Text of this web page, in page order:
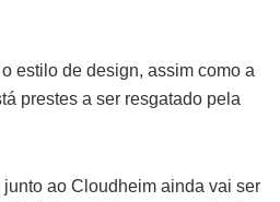
estilo de design, assim como a
prestes a ser resgatado pela
ao Cloudheim ainda vai ser